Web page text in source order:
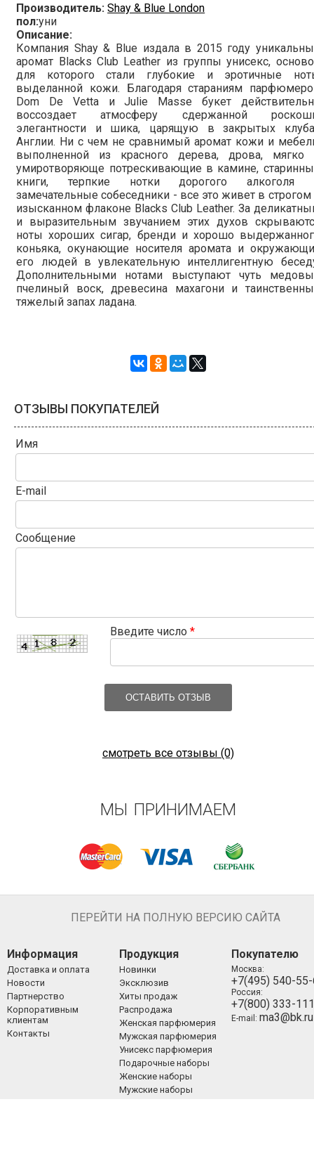
Производитель: Shay & Blue London
пол:уни
Описание:
Компания Shay & Blue издала в 2015 году
аромат Blacks Club Leather из группы унисекс,
для которого стали глубокие и эротичные
выделанной кожи. Благодаря стараниям
Dom De Vetta и Julie Masse букет
воссоздает атмосферу сдержанной
элегантности и шика, царящую в закрытых
Англии. Ни с чем не сравнимый аромат кожи и
выполненной из красного дерева, дрова, мягко
умиротворяюще потрескивающие в камине,
книги, терпкие нотки дорогого алкоголя
замечательные собеседники - все это живет в строгом
изысканном флаконе Blacks Club Leather. За
и выразительным звучанием этих духов
ноты хороших сигар, бренди и хорошо
коньяка, окунающие носителя аромата и
его людей в увлекательную интеллигентную
Дополнительными нотами выступают чуть
пчелиный воск, древесина махагони и
тяжелый запах ладана.
ОТЗЫВЫ ПОКУПАТЕЛЕЙ
Имя
E-mail
Сообщение
Введите число *
ОСТАВИТЬ ОТЗЫВ
смотреть все отзывы (0)
МЫ ПРИНИМАЕМ
ПЕРЕЙТИ НА ПОЛНУЮ ВЕРСИЮ САЙТА
Информация
Доставка и оплата
Новости
Партнерство
Корпоративным
клиентам
Контакты
Продукция
Новинки
Эксклюзив
Хиты продаж
Распродажа
Женская парфюмерия
Мужская парфюмерия
Унисекс парфюмерия
Подарочные наборы
Женские наборы
Мужские наборы
Покупателю
Москва:
+7(495) 540-
Россия:
+7(800) 333-
E-mail: ma3@bk.ru